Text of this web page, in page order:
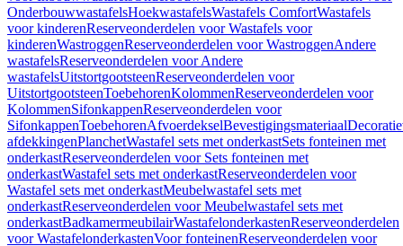
OnderbouwwastafelsHoekwastafelsWastafels ComfortWastafels
voor kinderenReserveonderdelen voor Wastafels voor
kinderenWastroggenReserveonderdelen voor WastroggenAndere
wastafelsReserveonderdelen voor Andere
wastafelsUitstortgootsteenReserveonderdelen voor
UitstortgootsteenToebehorenKolommenReserveonderdelen voor
KolommenSifonkappenReserveonderdelen voor
SifonkappenToebehorenAfvoerdekselBevestigingsmateriaal
afdekkingenPlanchetWastafel sets met onderkastSets fonteinen met
onderkastReserveonderdelen voor Sets fonteinen met
onderkastWastafel sets met onderkastReserveonderdelen voor
Wastafel sets met onderkastMeubelwastafel sets met
onderkastReserveonderdelen voor Meubelwastafel sets met
onderkastBadkamermeubilairWastafelonderkastenReserveonderdelen
voor WastafelonderkastenVoor fonteinenReserveonderdelen voor